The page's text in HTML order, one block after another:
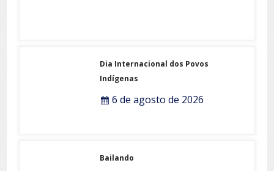
Dia Internacional dos Povos
Indígenas
6 de agosto de 2026
Bailando